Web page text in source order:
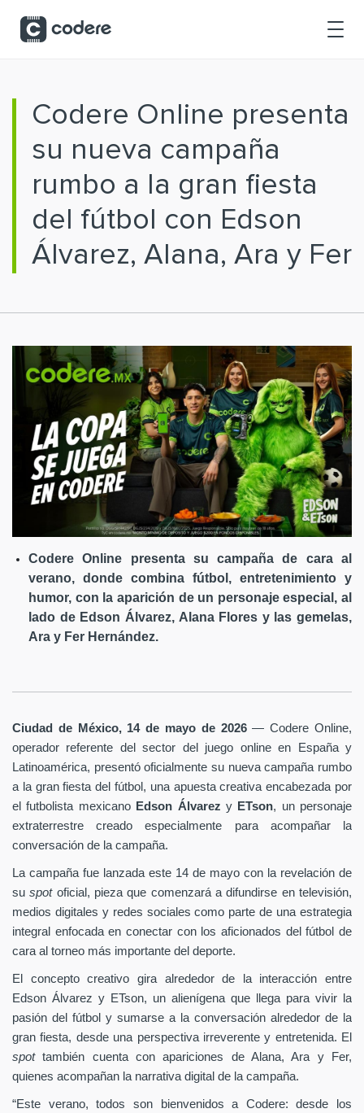
Codere Online presenta
su nueva campaña
rumbo a la gran fiesta
del fútbol con Edson
Álvarez, Alana, Ara y Fer
Codere Online presenta su campaña de cara al
verano, donde combina fútbol, entretenimiento y
humor, con la aparición de un personaje especial, al
lado de Edson Álvarez, Alana Flores y las gemelas,
Ara y Fer Hernández.
Ciudad de México, 14 de mayo de 2026— Codere Online,
operador referente del sector del juego online en España y
Latinoamérica, presentó oficialmente su nueva campaña rumbo
a la gran fiesta del fútbol, una apuesta creativa encabezada por
el futbolista mexicano Edson Álvarez yETson, un personaje
extraterrestre creado especialmente para acompañar la
conversación de la campaña.
La campaña fue lanzada este 14 de mayo con la revelación de
suspot oficial, pieza que comenzará a difundirse en televisión,
medios digitales y redes sociales como parte de una estrategia
integral enfocada en conectar con los aficionados del fútbol de
cara al torneo más importante del deporte.
El concepto creativo gira alrededor de la interacción entre
Edson Álvarez y ETson, un alienígena que llega para vivir la
pasión del fútbol y sumarse a la conversación alrededor de la
gran fiesta, desde una perspectiva irreverente y entretenida. El
spottambién cuenta con apariciones de Alana, Ara y Fer,
quienes acompañan la narrativa digital de la campaña.
“Este verano, todos son bienvenidos a Codere: desde los